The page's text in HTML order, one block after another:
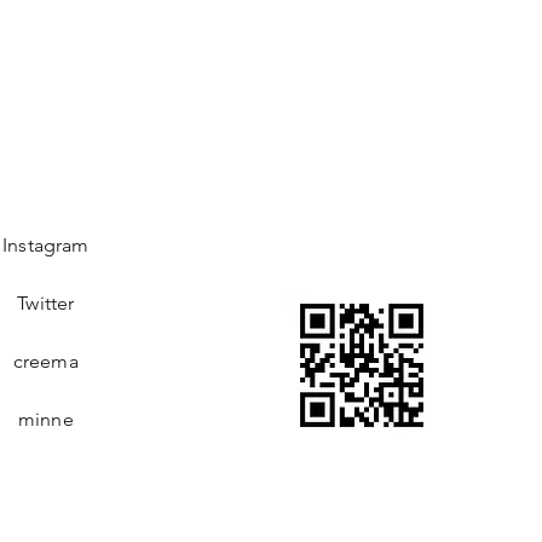
Instagram
Twitter
creema
minne